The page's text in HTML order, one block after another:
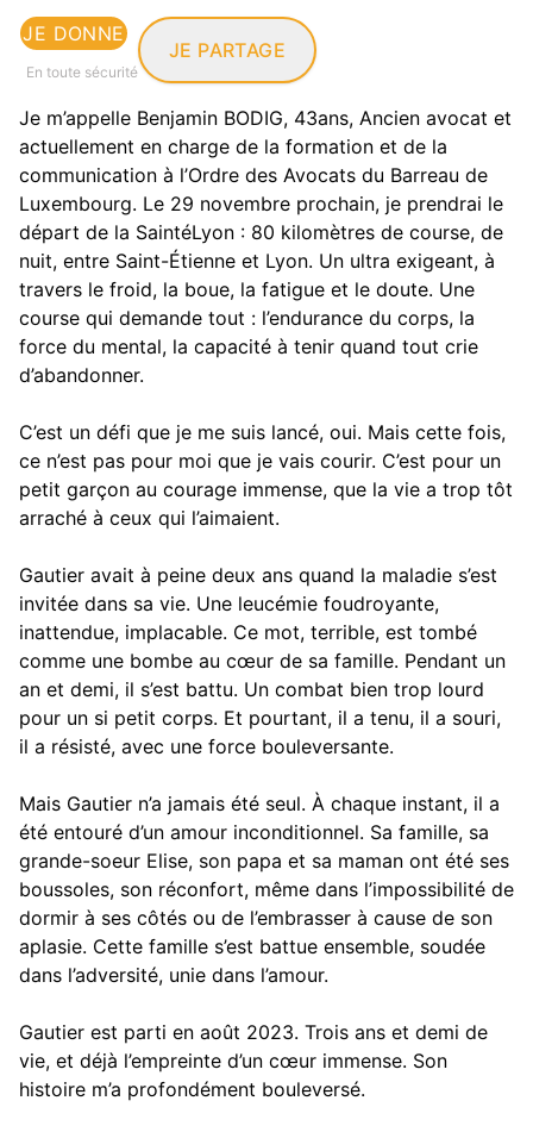
JE DONNE
En toute sécurité
JE PARTAGE
Je m’appelle Benjamin BODIG, 43ans, Ancien avocat et
actuellement en charge de la formation et de la
communication à l’Ordre des Avocats du Barreau de
Luxembourg. Le 29 novembre prochain, je prendrai le
départ de la SaintéLyon : 80 kilomètres de course, de
nuit, entre Saint-Étienne et Lyon. Un ultra exigeant, à
travers le froid, la boue, la fatigue et le doute. Une
course qui demande tout : l’endurance du corps, la
force du mental, la capacité à tenir quand tout crie
d’abandonner.
C’est un défi que je me suis lancé, oui. Mais cette fois,
ce n’est pas pour moi que je vais courir. C’est pour un
petit garçon au courage immense, que la vie a trop tôt
arraché à ceux qui l’aimaient.
Gautier avait à peine deux ans quand la maladie s’est
invitée dans sa vie. Une leucémie foudroyante,
inattendue, implacable. Ce mot, terrible, est tombé
comme une bombe au cœur de sa famille. Pendant un
an et demi, il s’est battu. Un combat bien trop lourd
pour un si petit corps. Et pourtant, il a tenu, il a souri,
il a résisté, avec une force bouleversante.
Mais Gautier n’a jamais été seul. À chaque instant, il a
été entouré d’un amour inconditionnel. Sa famille, sa
grande-soeur Elise, son papa et sa maman ont été ses
boussoles, son réconfort, même dans l’impossibilité de
dormir à ses côtés ou de l’embrasser à cause de son
aplasie. Cette famille s’est battue ensemble, soudée
dans l’adversité, unie dans l’amour.
Gautier est parti en août 2023. Trois ans et demi de
vie, et déjà l’empreinte d’un cœur immense. Son
histoire m’a profondément bouleversé.